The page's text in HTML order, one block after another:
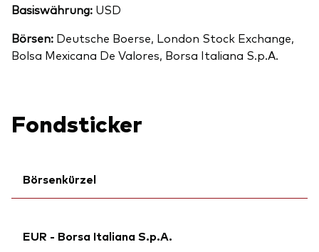
Basiswährung: USD
Börsen: Deutsche Boerse, London Stock Exchange,
Bolsa Mexicana De Valores, Borsa Italiana S.p.A.
Fondsticker
Börsenkürzel
Bloomberg:VUAA GY
EUR - Borsa Italiana S.p.A.